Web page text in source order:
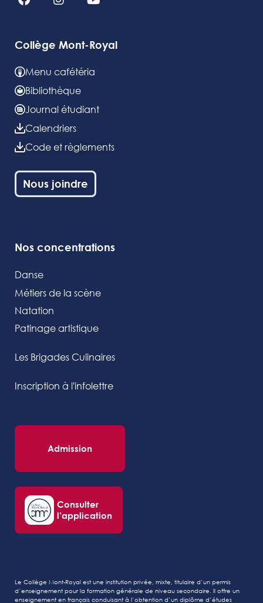
Collège Mont-Royal
Menu cafétéria
Bibliothèque
Journal étudiant
Calendriers
Code et règlements
Nous joindre
Nos concentrations
Danse
Métiers de la scène
Natation
Patinage artistique
Les Brigades Culinaires
Inscription à l'infolettre
Admission
Consulter
l’application
Le Collège Mont-Royal est une institution privée, mixte, titulaire d’un permis
d’enseignement pour la formation générale de niveau secondaire. Il offre un
enseignement en français conduisant à l’obtention d’un diplôme d’études